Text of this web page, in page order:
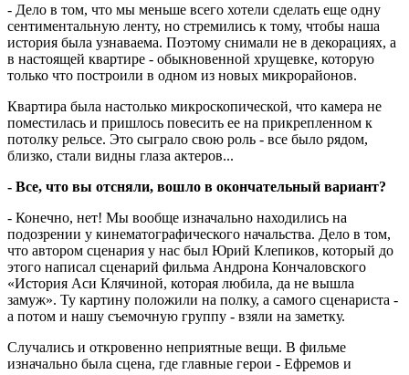
- Дело в том, что мы меньше всего хотели сделать еще одну
сентиментальную ленту, но стремились к тому, чтобы наша
история была узнаваема. Поэтому снимали не в декорациях, а
в настоящей квартире - обыкновенной хрущевке, которую
только что построили в одном из новых микрорайонов.
Квартира была настолько микроскопической, что камера не
поместилась и пришлось повесить ее на прикрепленном к
потолку рельсе. Это сыграло свою роль - все было рядом,
близко, стали видны глаза актеров...
- Все, что вы отсняли, вошло в окончательный вариант?
- Конечно, нет! Мы вообще изначально находились на
подозрении у кинематографического начальства. Дело в том,
что автором сценария у нас был Юрий Клепиков, который до
этого написал сценарий фильма Андрона Кончаловского
«История Аси Клячиной, которая любила, да не вышла
замуж». Ту картину положили на полку, а самого сценариста -
а потом и нашу съемочную группу - взяли на заметку.
Случались и откровенно неприятные вещи. В фильме
изначально была сцена, где главные герои - Ефремов и